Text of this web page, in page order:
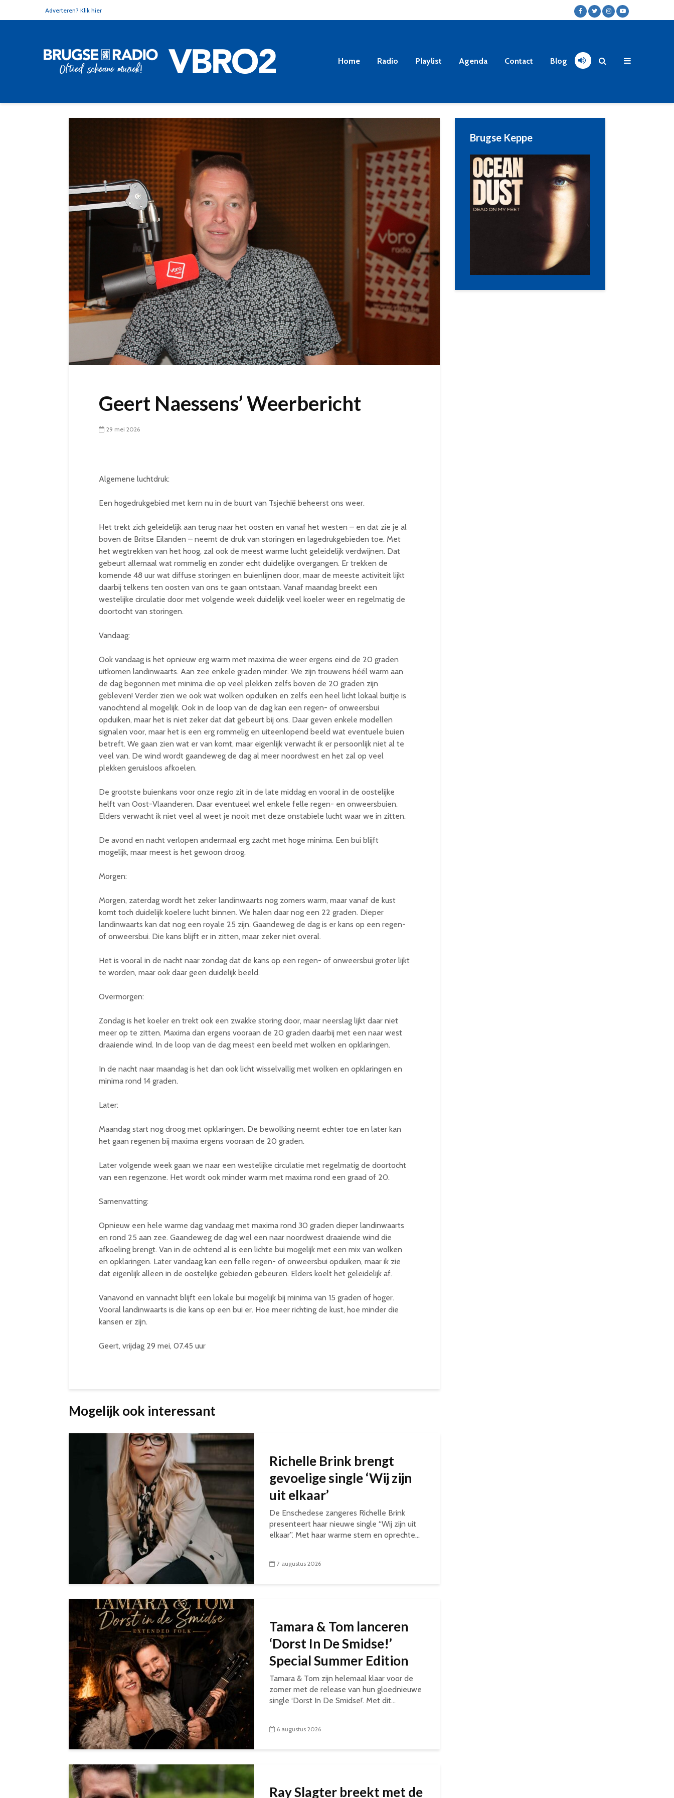
Adverteren? Klik hier
Home Radio Playlist Agenda Contact Blog
Geert Naessens’ Weerbericht
29 mei 2026
Algemene luchtdruk:
Een hogedrukgebied met kern nu in de buurt van Tsjechië beheerst ons weer.
Het trekt zich geleidelijk aan terug naar het oosten en vanaf het westen – en dat zie je al
boven de Britse Eilanden – neemt de druk van storingen en lagedrukgebieden toe. Met
het wegtrekken van het hoog, zal ook de meest warme lucht geleidelijk verdwijnen. Dat
gebeurt allemaal wat rommelig en zonder echt duidelijke overgangen. Er trekken de
komende 48 uur wat diffuse storingen en buienlijnen door, maar de meeste activiteit lijkt
daarbij telkens ten oosten van ons te gaan ontstaan. Vanaf maandag breekt een
westelijke circulatie door met volgende week duidelijk veel koeler weer en regelmatig de
doortocht van storingen.
Vandaag:
Ook vandaag is het opnieuw erg warm met maxima die weer ergens eind de 20 graden
uitkomen landinwaarts. Aan zee enkele graden minder. We zijn trouwens héél warm aan
de dag begonnen met minima die op veel plekken zelfs boven de 20 graden zijn
gebleven! Verder zien we ook wat wolken opduiken en zelfs een heel licht lokaal buitje is
vanochtend al mogelijk. Ook in de loop van de dag kan een regen- of onweersbui
opduiken, maar het is niet zeker dat dat gebeurt bij ons. Daar geven enkele modellen
signalen voor, maar het is een erg rommelig en uiteenlopend beeld wat eventuele buien
betreft. We gaan zien wat er van komt, maar eigenlijk verwacht ik er persoonlijk niet al te
veel van. De wind wordt gaandeweg de dag al meer noordwest en het zal op veel
plekken geruisloos afkoelen.
De grootste buienkans voor onze regio zit in de late middag en vooral in de oostelijke
helft van Oost-Vlaanderen. Daar eventueel wel enkele felle regen- en onweersbuien.
Elders verwacht ik niet veel al weet je nooit met deze onstabiele lucht waar we in zitten.
De avond en nacht verlopen andermaal erg zacht met hoge minima. Een bui blijft
mogelijk, maar meest is het gewoon droog.
Morgen:
Morgen, zaterdag wordt het zeker landinwaarts nog zomers warm, maar vanaf de kust
komt toch duidelijk koelere lucht binnen. We halen daar nog een 22 graden. Dieper
landinwaarts kan dat nog een royale 25 zijn. Gaandeweg de dag is er kans op een regen-
of onweersbui. Die kans blijft er in zitten, maar zeker niet overal.
Het is vooral in de nacht naar zondag dat de kans op een regen- of onweersbui groter lijkt
te worden, maar ook daar geen duidelijk beeld.
Overmorgen:
Zondag is het koeler en trekt ook een zwakke storing door, maar neerslag lijkt daar niet
meer op te zitten. Maxima dan ergens vooraan de 20 graden daarbij met een naar west
draaiende wind. In de loop van de dag meest een beeld met wolken en opklaringen.
In de nacht naar maandag is het dan ook licht wisselvallig met wolken en opklaringen en
minima rond 14 graden.
Later:
Maandag start nog droog met opklaringen. De bewolking neemt echter toe en later kan
het gaan regenen bij maxima ergens vooraan de 20 graden.
Later volgende week gaan we naar een westelijke circulatie met regelmatig de doortocht
van een regenzone. Het wordt ook minder warm met maxima rond een graad of 20.
Samenvatting:
Opnieuw een hele warme dag vandaag met maxima rond 30 graden dieper landinwaarts
en rond 25 aan zee. Gaandeweg de dag wel een naar noordwest draaiende wind die
afkoeling brengt. Van in de ochtend al is een lichte bui mogelijk met een mix van wolken
en opklaringen. Later vandaag kan een felle regen- of onweersbui opduiken, maar ik zie
dat eigenlijk alleen in de oostelijke gebieden gebeuren. Elders koelt het geleidelijk af.
Vanavond en vannacht blijft een lokale bui mogelijk bij minima van 15 graden of hoger.
Vooral landinwaarts is die kans op een bui er. Hoe meer richting de kust, hoe minder die
kansen er zijn.
Geert, vrijdag 29 mei, 07.45 uur
Mogelijk ook interessant
Richelle Brink brengt
gevoelige single ‘Wij zijn
uit elkaar’
De Enschedese zangeres Richelle Brink
presenteert haar nieuwe single “Wij zijn uit
elkaar”. Met haar warme stem en oprechte...
7 augustus 2026
Tamara & Tom lanceren
‘Dorst In De Smidse!’
Special Summer Edition
Tamara & Tom zijn helemaal klaar voor de
zomer met de release van hun gloednieuwe
single ‘Dorst In De Smidse!’. Met dit...
6 augustus 2026
Ray Slagter breekt met de
Brugse Keppe